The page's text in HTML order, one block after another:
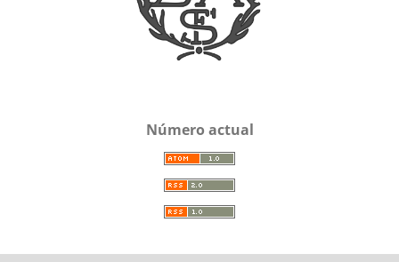
Número actual